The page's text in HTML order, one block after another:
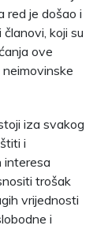
red je došao i
koji su
ove
iza svakog
i
interesa
trošak
vrijednosti
i